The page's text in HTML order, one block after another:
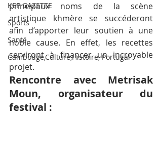
KEP GAZETTE
Sports
Santé
Cambodge,Culture,Histoire, Portugal
principaux noms de la scène
artistique khmère se succéderont
afin d’apporter leur soutien à une
noble cause. En effet, les recettes
serviront à financer un incroyable
projet.
Rencontre avec Metrisak
Moun, organisateur du
festival :